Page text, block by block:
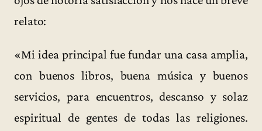
relato:
«Mi idea principal fue fundar una casa amplia,
con buenos libros, buena música y buenos
servicios, para encuentros, descanso y solaz
espiritual de gentes de todas las religiones.